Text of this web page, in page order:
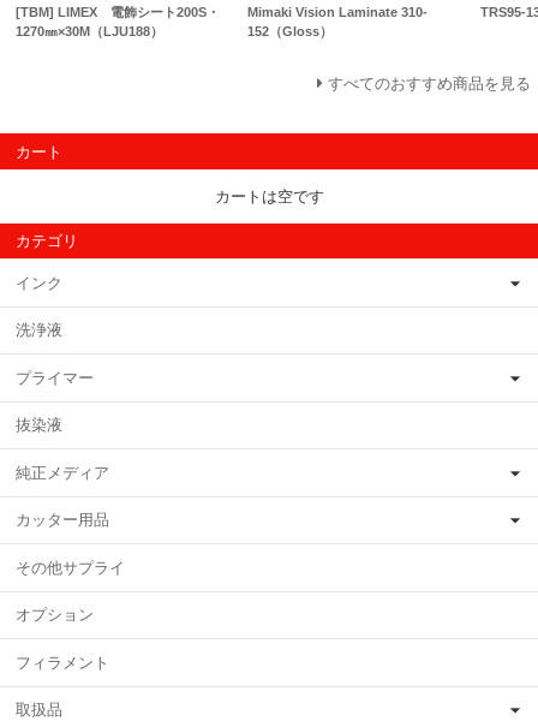
[TBM] LIMEX 電飾シート200S・
1270㎜×30M（LJU188）
Mimaki Vision Laminate 310-
152（Gloss）
TRS95-
すべてのおすすめ商品を見る
カート
カートは空です
カテゴリ
インク
洗浄液
プライマー
抜染液
純正メディア
カッター用品
その他サプライ
オプション
フィラメント
取扱品